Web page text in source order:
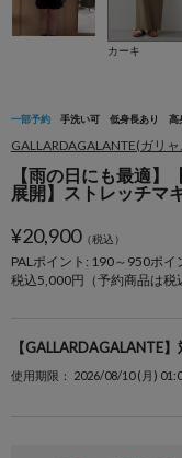
カーキ
一部予約 手洗い可 低身長あり 高
GALLARDAGALANTE(ガリ
【雨の日にも最適
展開】ストレッチマ
¥20,900（税込）
PALポイント: 190～ 950ポイ
税込5,000円（予約商品は
【GALLARDAGALANTE
使用期限： 2026/08/10 (月)